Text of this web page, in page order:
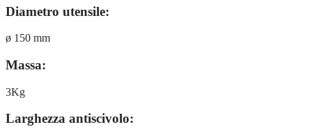
Diametro utensile:
ø 150 mm
Massa:
3Kg
Larghezza antiscivolo: